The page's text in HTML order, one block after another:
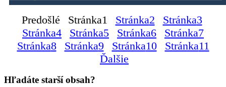
Predošlé Stránka1 Stránka2 Stránka3
Stránka4 Stránka5 Stránka6 Stránka7
Stránka8 Stránka9 Stránka10 Stránka11
Ďalšie
Hľadáte starší obsah?